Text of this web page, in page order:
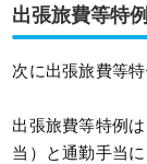
出張旅費等特
次に出張旅費等
出張旅費等特例
当）と通勤手当に